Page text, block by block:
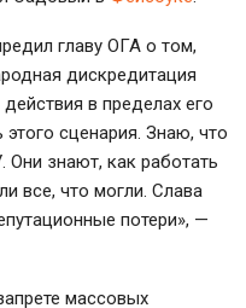
главу ОГА о том,
дискредитация
в пределах его
сценария. Знаю, что
знают, как работать
все, что могли. Слава
потери», —
массовых